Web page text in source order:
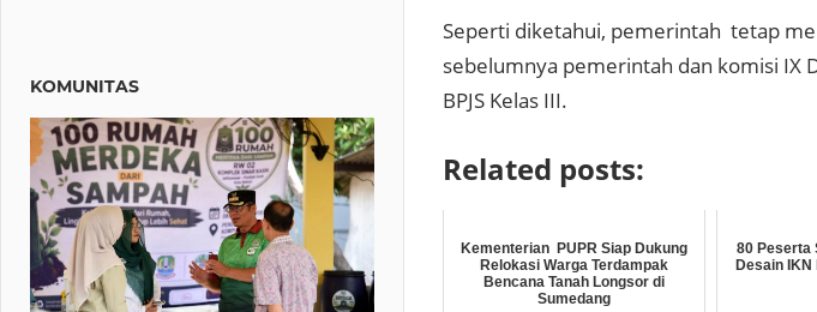
Seperti diketahui, pemerintah tetap
sebelumnya pemerintah dan komisi IX
BPJS Kelas III.
Related posts:
Kementerian PUPR Siap Dukung
Relokasi Warga Terdampak
Bencana Tanah Longsor di
Sumedang
80 Peserta
Desain IKN
KOMUNITAS